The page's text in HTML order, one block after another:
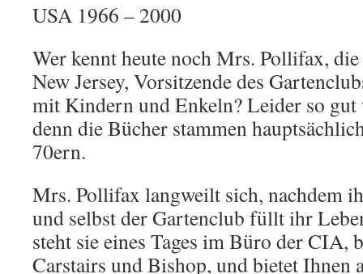
USA 1966 – 2000
Wer kennt heute noch Mrs. Pollifax,
New Jersey, Vorsitzende des
mit Kindern und Enkeln? Leider so gut
denn die Bücher stammen
70ern.
Mrs. Pollifax langweilt sich, nachdem
und selbst der Gartenclub füllt ihr
steht sie eines Tages im Büro der CIA,
Carstairs und Bishop, und bietet Ihnen